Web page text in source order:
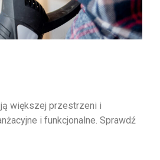
większej przestrzeni i
i funkcjonalne. Sprawdź